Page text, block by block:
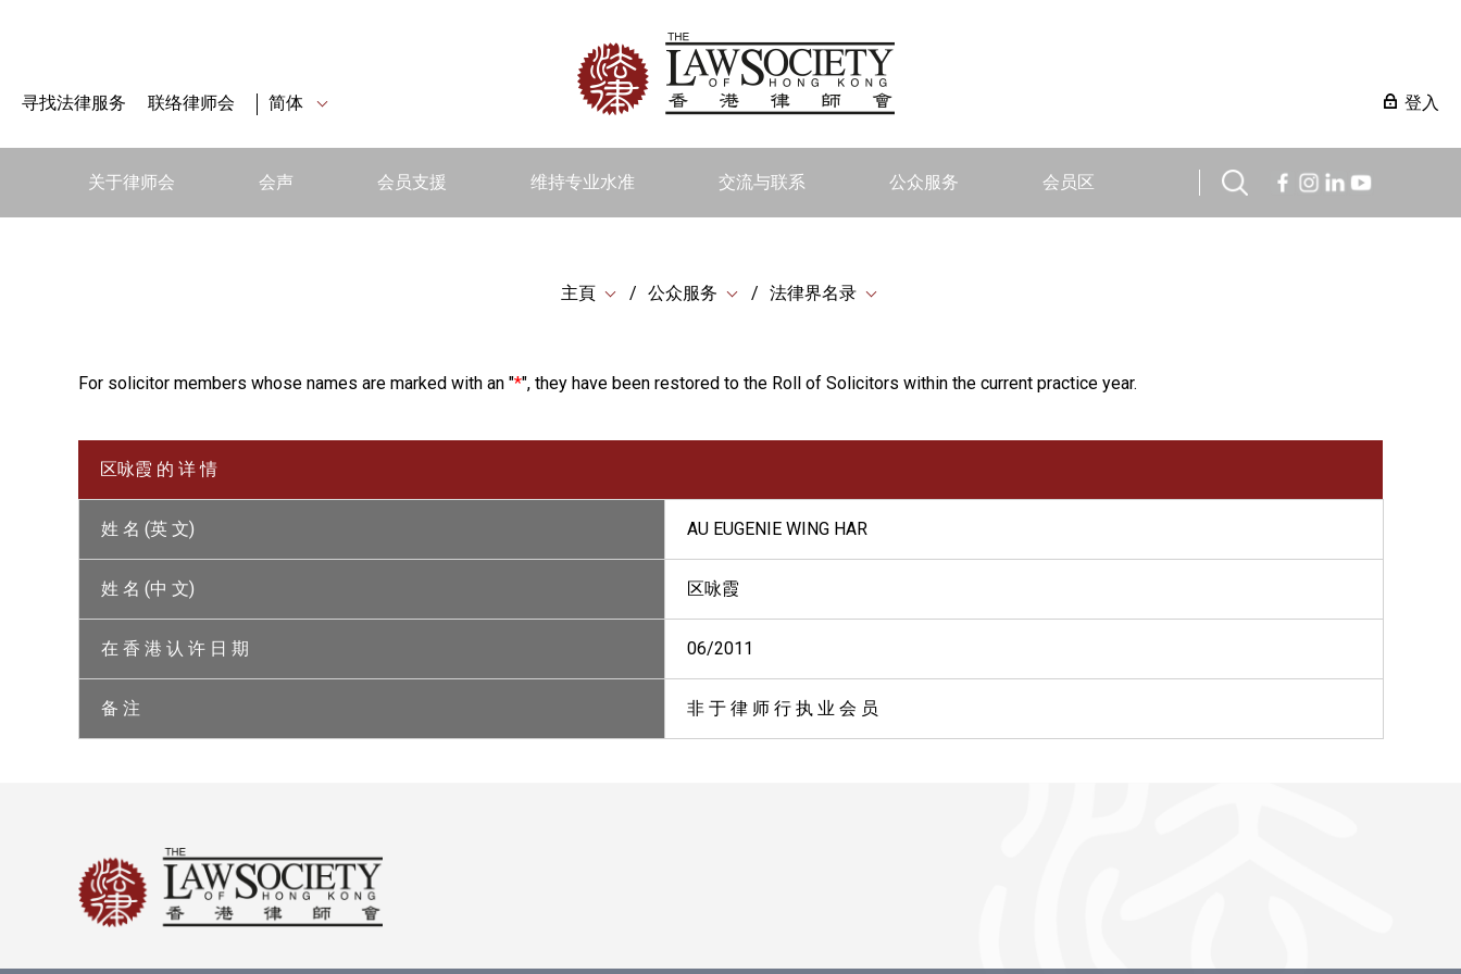
寻找法律服务 联络律师会 简体 登入
关于律师会 会声 会员支援 维持专业水准 交流与联系 公众服务 会员区
主頁 公众服务 法律界名录
For solicitor members whose names are marked with an "*", they have been restored to the Roll of Solicitors within the current practice year.
区咏霞 的 详 情
姓 名 (英 文) AU EUGENIE WING HAR
姓 名 (中 文) 区咏霞
在 香 港 认 许 日 期 06/2011
备 注 非 于 律 师 行 执 业 会 员